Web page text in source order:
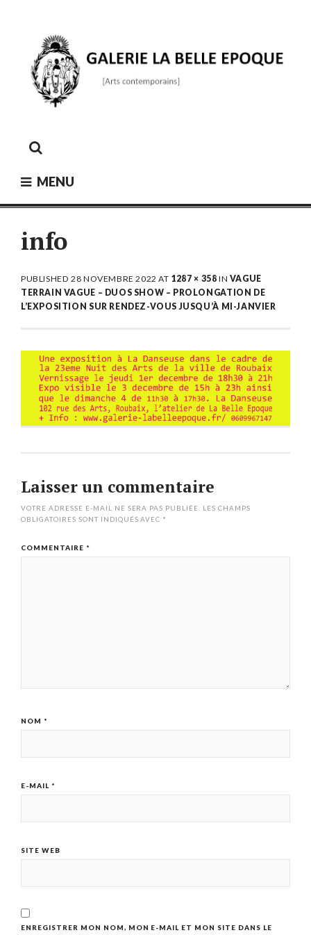
MENU
info
PUBLISHED28 NOVEMBRE 2022 AT 1287 × 358 IN VAGUE
TERRAIN VAGUE – DUOS SHOW – PROLONGATION DE
L’EXPOSITION SUR RENDEZ-VOUS JUSQU’À MI-JANVIER
Laisser un commentaire
VOTRE ADRESSE E-MAIL NE SERA PAS PUBLIÉE.
LES CHAMPS
OBLIGATOIRES SONT INDIQUÉS AVEC *
COMMENTAIRE *
NOM *
E-MAIL *
SITE WEB
ENREGISTRER MON NOM, MON E-MAIL ET MON SITE DANS LE